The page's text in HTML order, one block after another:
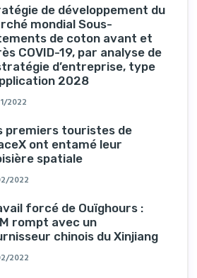
de développement du
mondial Sous-
de coton avant et
COVID-19, par analyse de
d’entreprise, type
2028
2022
premiers touristes de
ont entamé leur
spatiale
2022
forcé de Ouïghours :
rompt avec un
chinois du Xinjiang
2022